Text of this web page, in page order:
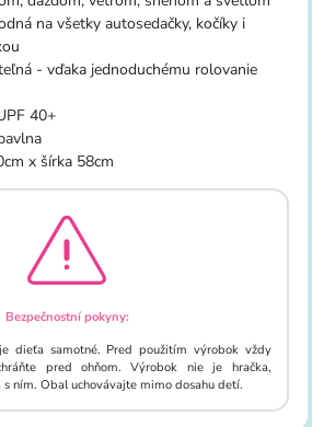
na všetky autosedačky, kočíky i
- vďaka jednoduchému rolovanie
40+
x šírka 58cm
Bezpečnostní pokyny:
dieťa samotné. Pred použitím výrobok vždy
pred ohňom. Výrobok nie je hračka,
ním. Obal uchovávajte mimo dosahu detí.